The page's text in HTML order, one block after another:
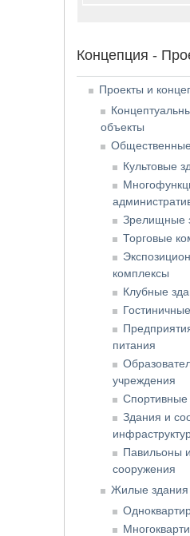
Концепция -
Проекты и
объекты
Культовые
Зрелищные
Торговые
комплексы
Клубные
питания
учреждения
Спортивные
Здания и
Павильоны
сооружения
Жилые здания